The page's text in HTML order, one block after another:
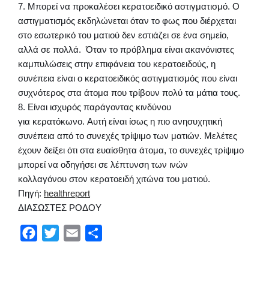
7. Μπορεί να προκαλέσει κερατοειδικό αστιγματισμό. Ο
αστιγματισμός εκδηλώνεται όταν το φως που διέρχεται
στο εσωτερικό του ματιού δεν εστιάζει σε ένα σημείο,
αλλά σε πολλά. Όταν το πρόβλημα είναι ακανόνιστες
καμπυλώσεις στην επιφάνεια του κερατοειδούς, η
συνέπεια είναι ο κερατοειδικός αστιγματισμός που είναι
συχνότερος στα άτομα που τρίβουν πολύ τα μάτια τους.
8. Είναι ισχυρός παράγοντας κινδύνου
για κερατόκωνο. Αυτή είναι ίσως η πιο ανησυχητική
συνέπεια από το συνεχές τρίψιμο των ματιών. Μελέτες
έχουν δείξει ότι στα ευαίσθητα άτομα, το συνεχές τρίψιμο
μπορεί να οδηγήσει σε λέπτυνση των ινών
κολλαγόνου στον κερατοειδή χιτώνα του ματιού.
Πηγή: healthreport
ΔΙΑΣΩΣΤΕΣ ΡΟΔΟΥ